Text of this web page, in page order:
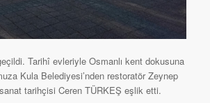
Tarihî evleriyle Osmanlı kent dokusuna
Kula Belediyesi’nden restoratör Zeynep
tarihçisi Ceren TÜRKEŞ eşlik etti.